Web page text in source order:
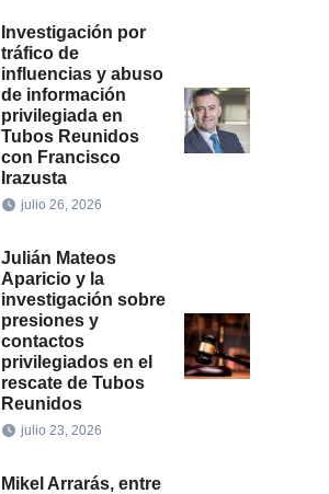
Investigación por
tráfico de
influencias y abuso
de información
privilegiada en
Tubos Reunidos
con Francisco
Irazusta
julio 26, 2026
Julián Mateos
Aparicio y la
investigación sobre
presiones y
contactos
privilegiados en el
rescate de Tubos
Reunidos
julio 23, 2026
Mikel Arrarás, entre